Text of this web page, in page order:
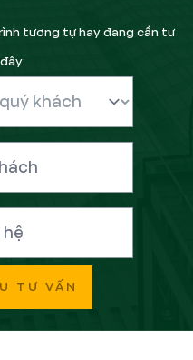
tương tự hay đang cần tư
TƯ VẤN